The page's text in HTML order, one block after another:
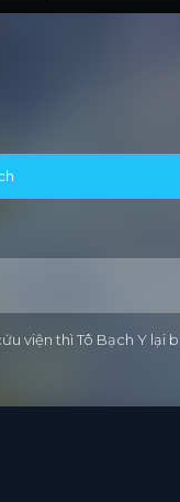
viện thì Tô Bạch Y lại